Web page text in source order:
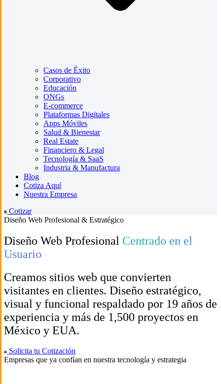
Casos de Éxito
Corporativo
Educación
ONGs
E-commerce
Plataformas Digitales
Apps Móviles
Salud & Bienestar
Real Estate
Financiero & Legal
Tecnología & SaaS
Industria & Manufactura
Blog
Cotiza Aquí
Nuestra Empresa
Cotizar
Diseño Web Profesional & Estratégico
Diseño Web Profesional Centrado en el
Usuario
Creamos sitios web que convierten
visitantes en clientes. Diseño estratégico,
visual y funcional respaldado por 19 años de
experiencia y más de 1,500 proyectos en
México y EUA.
Solicita tu Cotización
Empresas que ya confían en nuestra tecnología y estrategia